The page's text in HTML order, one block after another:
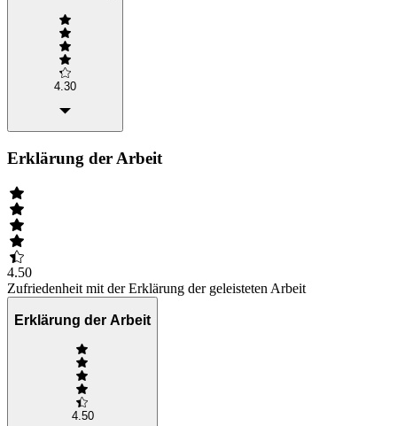
4.30
Erklärung der Arbeit
4.50
Zufriedenheit mit der Erklärung der geleisteten Arbeit
Erklärung der Arbeit
4.50